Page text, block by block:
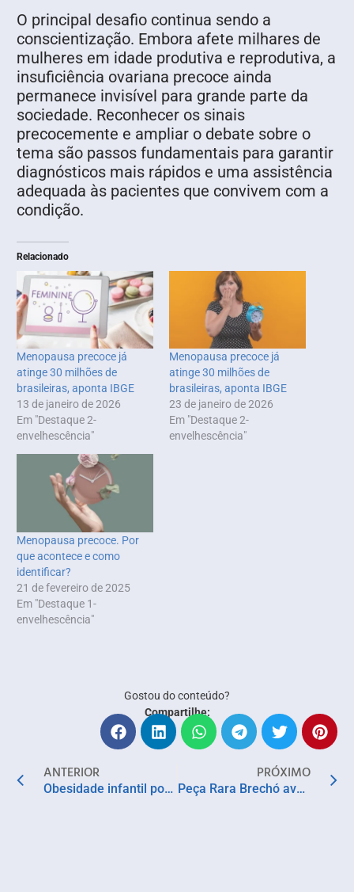
O principal desafio continua sendo a
conscientização. Embora afete milhares de
mulheres em idade produtiva e reprodutiva, a
insuficiência ovariana precoce ainda
permanece invisível para grande parte da
sociedade. Reconhecer os sinais
precocemente e ampliar o debate sobre o
tema são passos fundamentais para garantir
diagnósticos mais rápidos e uma assistência
adequada às pacientes que convivem com a
condição.
Relacionado
Menopausa precoce já
atinge 30 milhões de
brasileiras, aponta IBGE
13 de janeiro de 2026
Em "Destaque 2-
envelhescência"
Menopausa precoce já
atinge 30 milhões de
brasileiras, aponta IBGE
23 de janeiro de 2026
Em "Destaque 2-
envelhescência"
Menopausa precoce. Por
que acontece e como
identificar?
21 de fevereiro de 2025
Em "Destaque 1-
envelhescência"
Gostou do conteúdo?
Compartilhe:
ANTERIOR
Obesidade infantil pode provocar inflamação silenciosa e elevar risco de doenças crônicas
PRÓXIMO
Peça Rara Brechó avança na expansão nacional com inteligência artificial e modelo Pocket de franquias